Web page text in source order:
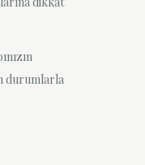
durumlarla